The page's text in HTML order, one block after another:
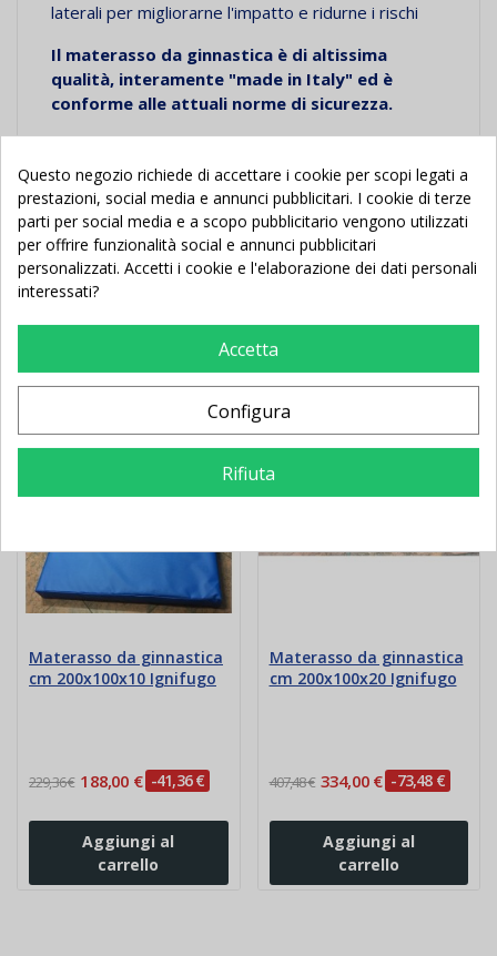
laterali per migliorarne l'impatto e ridurne i rischi
Il materasso da ginnastica è di altissima
qualità, interamente "made in Italy" ed è
conforme alle attuali norme di sicurezza.
amministrazioni: comuni, scuole, caserme, enti
pubblici.
Potrebbe Anche Piacerti
Materasso da ginnastica
cm 200x100x10 Ignifugo
229,36 € 188,00 € -41,36 €
Aggiungi al
carrello
Nuovo
Materasso da ginnastica
cm 200x100x20 Ignifugo
407,48 € 334,00 € -73,48 €
Aggiungi al
carrello
Questo negozio richiede di accettare i cookie per scopi legati a
prestazioni, social media e annunci pubblicitari. I cookie di terze
parti per social media e a scopo pubblicitario vengono utilizzati
per offrire funzionalità social e annunci pubblicitari
personalizzati. Accetti i cookie e l'elaborazione dei dati personali
interessati?
Accetta
Configura
Rifiuta